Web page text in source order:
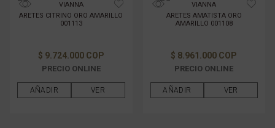
VIANNA
ARETES CITRINO ORO AMARILLO
001113
$ 9.724.000 COP
PRECIO ONLINE
AÑADIR VER
VIANNA
ARETES AMATISTA ORO
AMARILLO 001108
$ 8.961.000 COP
PRECIO ONLINE
AÑADIR VER